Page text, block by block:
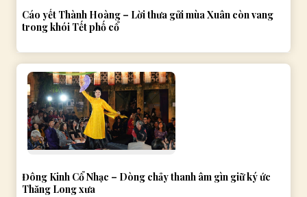
Cáo yết Thành Hoàng – Lời thưa gửi mùa Xuân còn vang
trong khói Tết phố cổ
Đông Kinh Cổ Nhạc – Dòng chảy thanh âm gìn giữ ký ức
Thăng Long xưa